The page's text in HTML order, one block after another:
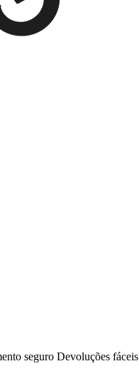
seguro Devoluções fáceis